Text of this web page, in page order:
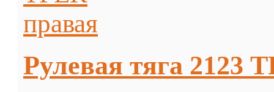
Рулевая тяга 2123